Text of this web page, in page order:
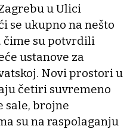
u Ulici
se ukupno na nešto
čime su potvrdili
ustanove za
Novi prostori u
četiri suvremeno
sale, brojne
su na raspolaganju